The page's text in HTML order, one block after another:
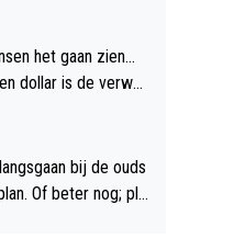
het gaan zien...
dollar is de verwa
bij de ouds
pla